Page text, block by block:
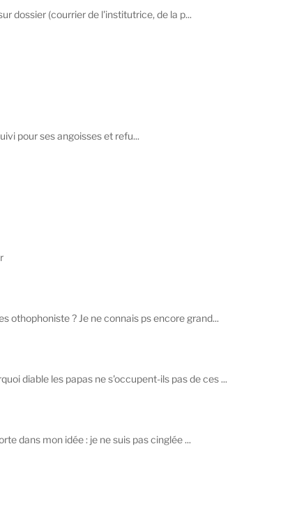
dossier (courrier de l'institutrice, de la p...
pour ses angoisses et refu...
othophoniste ? Je ne connais ps encore grand...
diable les papas ne s'occupent-ils pas de ces ...
dans mon idée : je ne suis pas cinglée ...